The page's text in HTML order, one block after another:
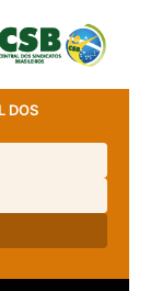
DOS